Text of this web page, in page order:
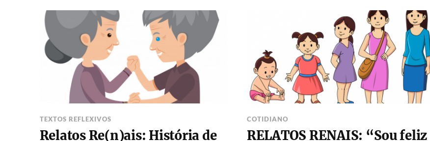
TEXTOS REFLEXIVOS
Relatos Re(n)ais: História de
COTIDIANO
RELATOS RENAIS: “Sou feliz